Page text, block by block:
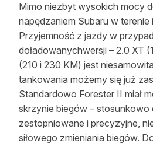
Mimo niezbyt wysokich mocy
napędzaniem Subaru w terenie
Przyjemność z jazdy w
doładowanychwersji – 2.0 XT
(210 i 230 KM) jest
tankowania możemy się już
Standardowo Forester II miał
skrzynie biegów – stosunkowo
zestopniowane i precyzyjne,
siłowego zmieniania biegów.